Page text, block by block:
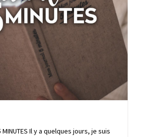
MINUTES Il y a quelques jours, je suis